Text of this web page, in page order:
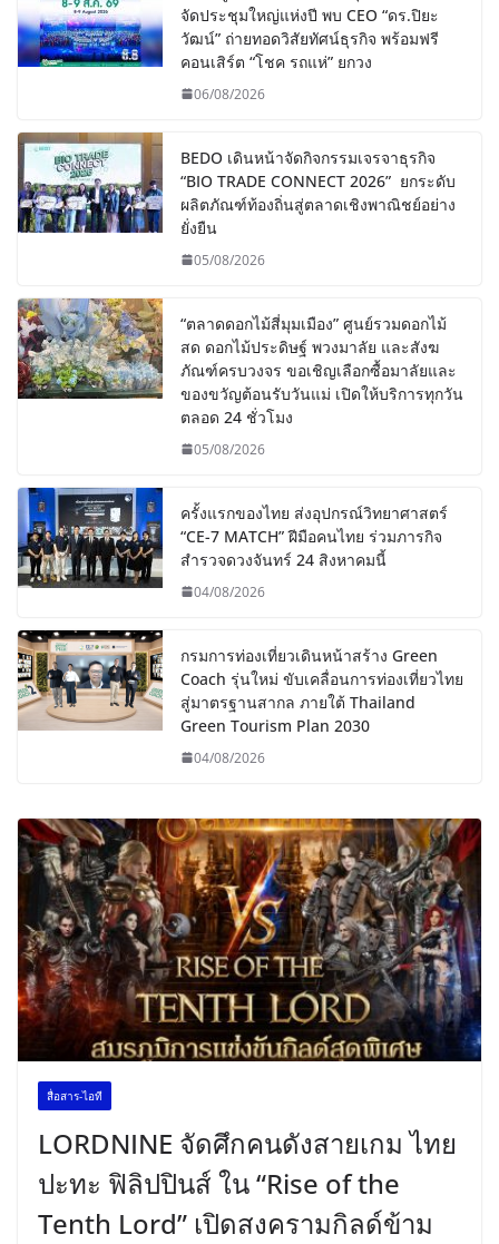
จัดประชุมใหญ่แห่งปี พบ CEO “ดร.ปิยะ
วัฒน์” ถ่ายทอดวิสัยทัศน์ธุรกิจ พร้อมฟรี
คอนเสิร์ต “โชค รถแห่” ยกวง
06/08/2026
BEDO เดินหน้าจัดกิจกรรมเจรจาธุรกิจ
“BIO TRADE CONNECT 2026” ยกระดับ
ผลิตภัณฑ์ท้องถิ่นสู่ตลาดเชิงพาณิชย์อย่าง
ยั่งยืน
05/08/2026
“ตลาดดอกไม้สี่มุมเมือง” ศูนย์รวมดอกไม้
สด ดอกไม้ประดิษฐ์ พวงมาลัย และสังฆ
ภัณฑ์ครบวงจร ขอเชิญเลือกซื้อมาลัยและ
ของขวัญต้อนรับวันแม่ เปิดให้บริการทุกวัน
ตลอด 24 ชั่วโมง
05/08/2026
ครั้งแรกของไทย ส่งอุปกรณ์วิทยาศาสตร์
“CE-7 MATCH” ฝีมือคนไทย ร่วมภารกิจ
สำรวจดวงจันทร์ 24 สิงหาคมนี้
04/08/2026
กรมการท่องเที่ยวเดินหน้าสร้าง Green
Coach รุ่นใหม่ ขับเคลื่อนการท่องเที่ยวไทย
สู่มาตรฐานสากล ภายใต้ Thailand
Green Tourism Plan 2030
04/08/2026
สื่อสาร-ไอที
LORDNINE จัดศึกคนดังสายเกม ไทย
ปะทะ ฟิลิปปินส์ ใน “Rise of the
Tenth Lord” เปิดสงครามกิลด์ข้าม